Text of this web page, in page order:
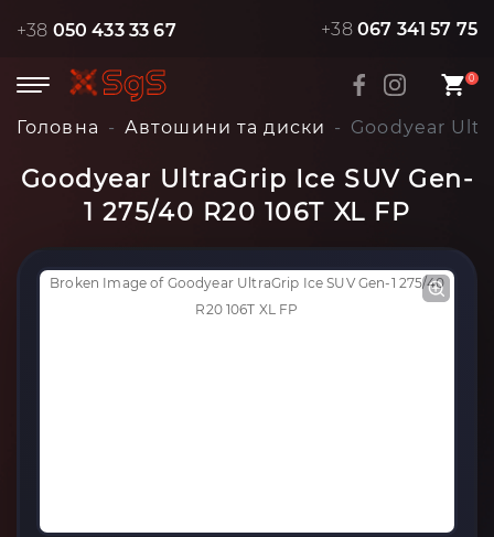
+38 050 433 33 67 +38 067 341 57 75
0
Головна Автошини та диски Goodyear
Goodyear UltraGrip Ice SUV Gen-
1 275/40 R20 106T XL FP